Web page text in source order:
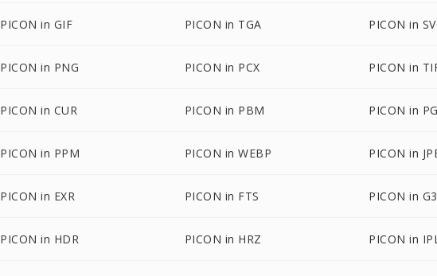
PICON in GIF PICON in TGA PICON in
PICON in PNG PICON in PCX PICON in
PICON in CUR PICON in PBM PICON in
PICON in PPM PICON in WEBP PICON in
PICON in EXR PICON in FTS PICON in G3
PICON in HDR PICON in HRZ PICON in